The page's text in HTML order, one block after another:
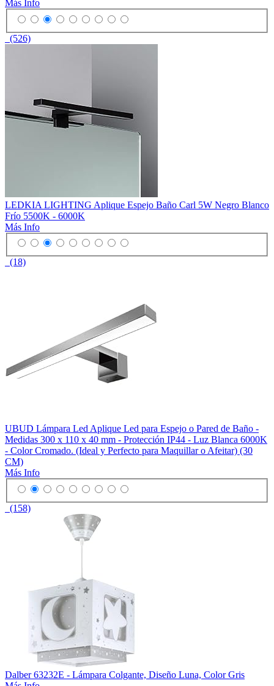
Más Info
(526)
LEDKIA LIGHTING Aplique Espejo Baño Carl 5W Negro Blanco
Frío 5500K - 6000K
Más Info
(18)
UBUD Lámpara Led Aplique Led para Espejo o Pared de Baño -
Medidas 300 x 110 x 40 mm - Protección IP44 - Luz Blanca 6000K
- Color Cromado. (Ideal y Perfecto para Maquillar o Afeitar) (30
CM)
Más Info
(158)
Dalber 63232E - Lámpara Colgante, Diseño Luna, Color Gris